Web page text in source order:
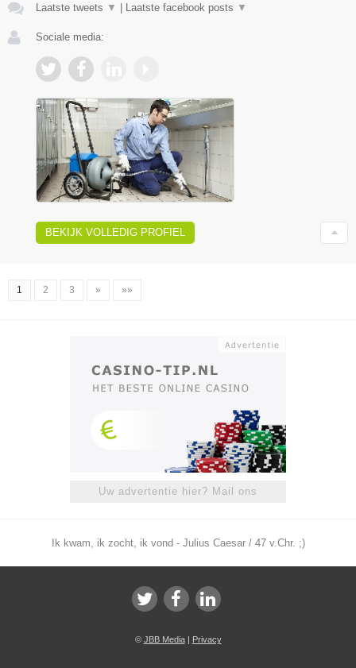
Laatste tweets ▼ Laatste facebook posts ▼
Sociale media:
BEKIJK VOLLEDIG PROFIEL
1 2 3 » »»
Uw advertentie hier? Mail ons
Ik kwam, ik zocht, ik vond - Julius Caesar / 47 v.Chr. ;)
© JBB Media| Privacy